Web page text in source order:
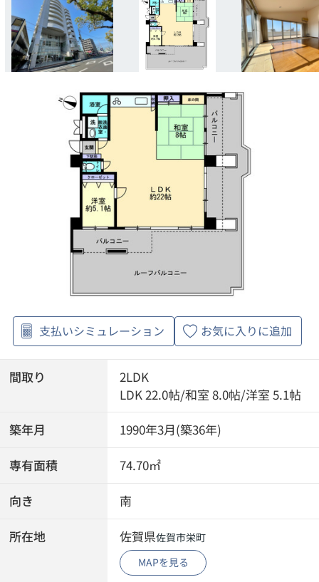
支払いシミュレーション お気に入りに追加
間取り
2LDK
LDK 22.0帖/和室 8.0帖/洋室 5.1帖
築年月 1990年3月(築36年)
専有面積 74.70㎡
向き 南
所在地 佐賀県佐賀市栄町
MAPを見る